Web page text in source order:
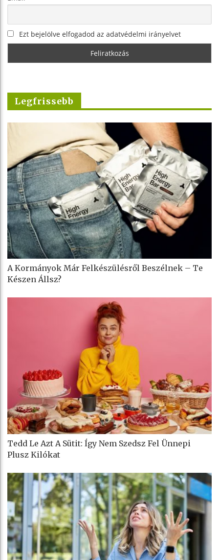
Ezt bejelölve elfogadod az adatvédelmi irányelvet
Legfrissebb
A Kormányok Már Felkészülésről Beszélnek – Te
Készen Állsz?
Tedd Le Azt A Sütit: Így Nem Szedsz Fel Ünnepi
Plusz Kilókat